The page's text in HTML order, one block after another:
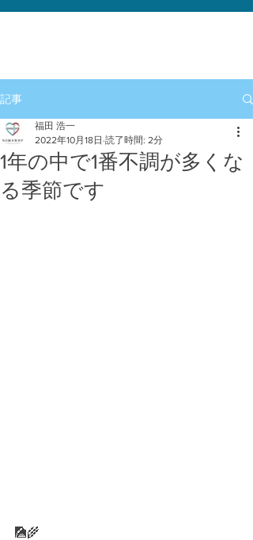
記事
1年の中で1番不調が多くな
る季節です
福田 浩一
2022年10月18日 読了時間: 2分
🎑🌾